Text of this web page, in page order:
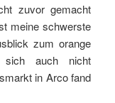
zuvor gemacht
meine schwerste
zum orange
sich auch nicht
in Arco fand